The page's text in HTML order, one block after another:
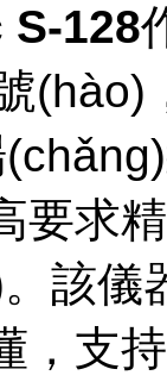
128
為高要
。該
，